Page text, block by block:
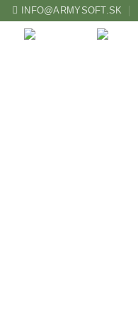
INFO@ARMYSOFT.SK